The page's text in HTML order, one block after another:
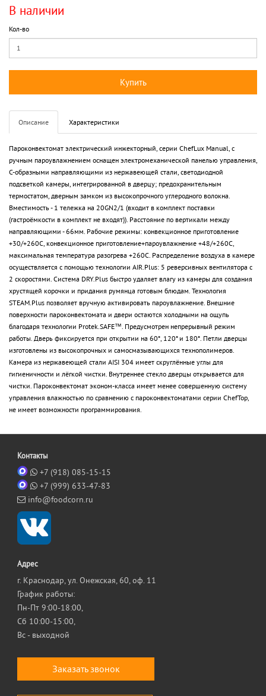
В наличии
Кол-во
Купить
Описание Характеристики
Пароконвектомат электрический инжекторный, серии ChefLux Manual, с
ручным пароувлажнением оснащен электромеханической панелью управления,
С-образными направляющими из нержавеющей стали, светодиодной
подсветкой камеры, интегрированной в дверцу; предохранительным
термостатом, дверным замком из высокопрочного углеродного волокна.
Вместимость - 1 тележка на 20GN2/1 (входит в комплект поставки
(гастроёмкости в комплект не входят)). Расстояние по вертикали между
направляющими - 66мм. Рабочие режимы: конвекционное приготовление
+30/+260С, конвекционное приготовление+пароувлажнение +48/+260С,
максимальная температура разогрева +260C. Распределение воздуха в камере
осуществляется с помощью технологии AIR.Plus: 5 реверсивных вентилятора с
2 скоростями. Система DRY.Plus быстро удаляет влагу из камеры для создания
хрустящей корочки и придания румянца готовым блюдам. Технология
STEAM.Plus позволяет вручную активировать пароувлажнение. Внешние
поверхности пароконвектомата и двери остаются холодными на ощупь
благодаря технологии Protek.SAFE™. Предусмотрен непрерывный режим
работы. Дверь фиксируется при открытии на 60*, 120* и 180*. Петли дверцы
изготовлены из высокопрочных и самосмазывающихся технополимеров.
Камера из нержавеющей стали AISI 304 имеет скруглённые углы для
гигиеничности и лёгкой чистки. Внутреннее стекло дверцы открывается для
чистки. Пароконвектомат эконом-класса имеет менее совершенную систему
управления влажностью по сравнению с пароконвектоматами серии ChefTop,
не имеет возможности программирования.
Контакты
+7 (918) 085-15-15
+7 (999) 633-47-83
info@foodcorn.ru
Адрес
г. Краснодар, ул. Онежская, 60, оф. 11
График работы:
Пн-Пт 9:00-18:00,
Сб 10:00-15:00,
Вс - выходной
Заказать звонок